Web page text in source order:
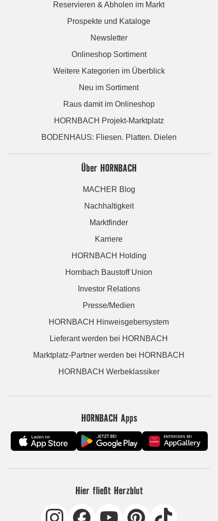
Reservieren & Abholen im Markt
Prospekte und Kataloge
Newsletter
Onlineshop Sortiment
Weitere Kategorien im Überblick
Neu im Sortiment
Raus damit im Onlineshop
HORNBACH Projekt-Marktplatz
BODENHAUS: Fliesen. Platten. Dielen
Über HORNBACH
MACHER Blog
Nachhaltigkeit
Marktfinder
Karriere
HORNBACH Holding
Hornbach Baustoff Union
Investor Relations
Presse/Medien
HORNBACH Hinweisgebersystem
Lieferant werden bei HORNBACH
Marktplatz-Partner werden bei HORNBACH
HORNBACH Werbeklassiker
HORNBACH Apps
Hier fließt Herzblut